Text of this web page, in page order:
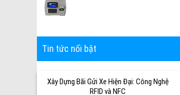
Tin tức nổi bật
Xây Dựng Bãi Gửi Xe Hiện Đại: Công Nghệ
RFID và NFC